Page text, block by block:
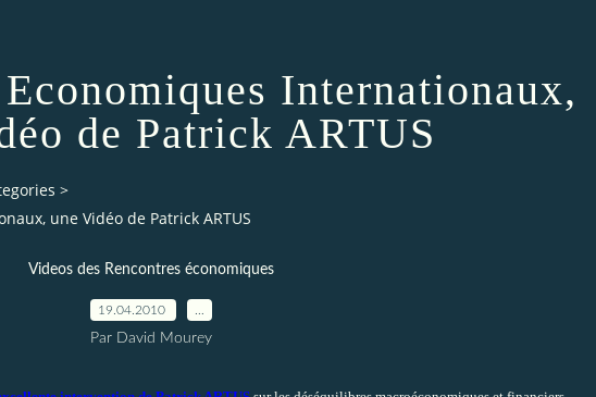
Internationaux,
de Patrick ARTUS
>
une Vidéo de Patrick ARTUS
Videos des Rencontres économiques
19.04.2010
Par David Mourey